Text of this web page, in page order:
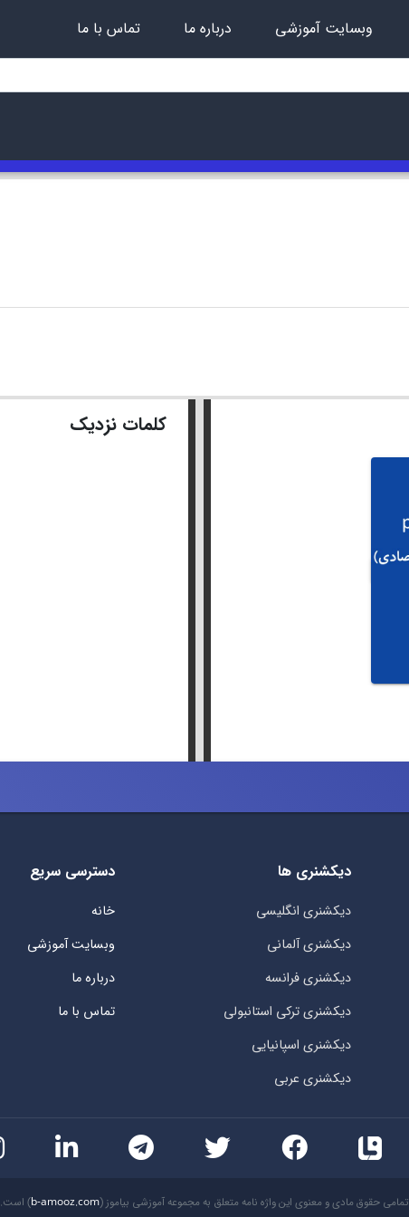
وبسایت آموزشی درباره ما تماس با ما
کلمات نزدیک
دیکشنری ها
دیکشنری انگلیسی
دیکشنری آلمانی
دیکشنری فرانسه
دیکشنری ترکی استانبولی
دیکشنری اسپانیایی
دیکشنری عربی
دسترسی سریع
خانه
وبسایت آموزشی
درباره ما
تماس با ما
تمامی حقوق مادی و معنوی این واژه نامه متعلق به مجموعه آموزشی بیاموز (b-amooz.com) است.